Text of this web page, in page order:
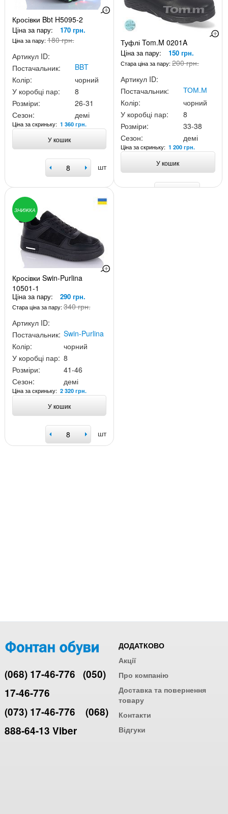
Кросівки Bbt H5095-2
Ціна за пару: 170 грн.
Ціна за пару:180 грн.
Артикул ID:
Постачальник:
BBT
Колір:
чорний
У коробці пар:
8
Розміри:
26-31
Сезон:
демі
Ціна за скриньку: 1 360 грн.
У кошик
шт
Туфлі Tom.M 0201A
Ціна за пару: 150 грн.
Стара ціна за пару:200 грн.
Артикул ID:
Постачальник:
ТОМ.М
Колір:
чорний
У коробці пар:
8
Розміри:
33-38
Сезон:
демі
Ціна за скриньку:1 200 грн.
У кошик
шт
ЗНИЖКА
Кросівки Swin-Purlina
10501-1
Ціна за пару: 290 грн.
Стара ціна за пару:340 грн.
Артикул ID:
Постачальник: Swin-Purlina
Колір:
чорний
У коробці пар: 8
Розміри:
41-46
Сезон:
демі
Ціна за скриньку: 2 320 грн.
У кошик
шт
(068) 17-46-776 (050)
17-46-776
(073) 17-46-776
(068)
888-64-13 Viber
ДОДАТКОВО
Акції
Про компанію
Доставка та повернення
товару
Контакти
Відгуки